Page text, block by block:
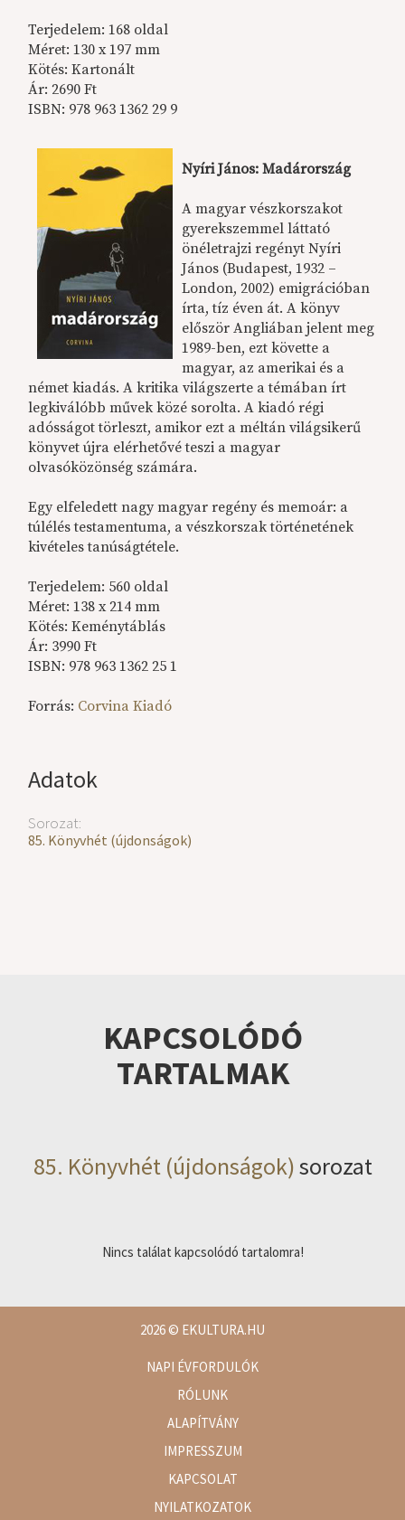
Adatok
Sorozat:
85. Könyvhét (újdonságok)
Terjedelem: 168 oldal
Méret: 130 x 197 mm
Kötés: Kartonált
Ár: 2690 Ft
ISBN: 978 963 1362 29 9
Nyíri János: Madárország
A magyar vészkorszakot
gyerekszemmel láttató
önéletrajzi regényt Nyíri
János (Budapest, 1932 –
London, 2002) emigrációban
írta, tíz éven át. A könyv
először Angliában jelent meg
1989-ben, ezt követte a
magyar, az amerikai és a
német kiadás. A kritika világszerte a témában írt
legkiválóbb művek közé sorolta. A kiadó régi
adósságot törleszt, amikor ezt a méltán világsikerű
könyvet újra elérhetővé teszi a magyar
olvasóközönség számára.
Egy elfeledett nagy magyar regény és memoár: a
túlélés testamentuma, a vészkorszak történetének
kivételes tanúságtétele.
Terjedelem: 560 oldal
Méret: 138 x 214 mm
Kötés: Keménytáblás
Ár: 3990 Ft
ISBN: 978 963 1362 25 1
Forrás: Corvina Kiadó
KAPCSOLÓDÓ
TARTALMAK
85. Könyvhét (újdonságok)sorozat
Nincs találat kapcsolódó tartalomra!
2026© EKULTURA.HU
NAPI ÉVFORDULÓK
RÓLUNK
ALAPÍTVÁNY
IMPRESSZUM
KAPCSOLAT
NYILATKOZATOK